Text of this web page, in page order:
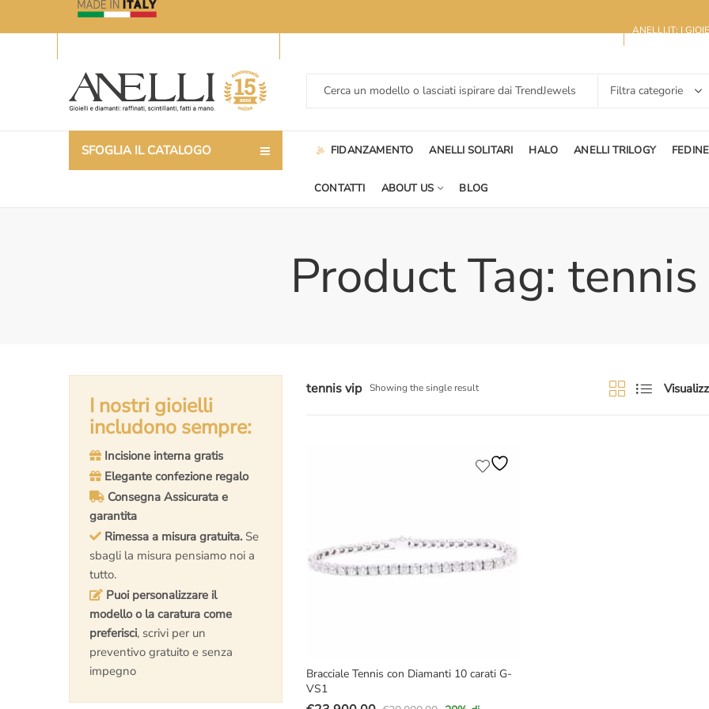
ANELLI.IT: I
SFOGLIA IL CATALOGO FIDANZAMENTO ANELLI SOLITARI HALO ANELLI TRILOGY FEDINE
CONTATTI ABOUT US BLOG
Product Tag:
tennis vip Showing the single result
Bracciale Tennis con Diamanti 10 carati G-
VS1
I nostri gioielli
includono sempre:
Incisione interna gratis
Elegante confezione regalo
Consegna Assicurata e
garantita
Rimessa a misura gratuita. Se
sbagli la misura pensiamo noi a
tutto.
Puoi personalizzare il
modello o la caratura come
preferisci, scrivi per un
preventivo gratuito e senza
impegno